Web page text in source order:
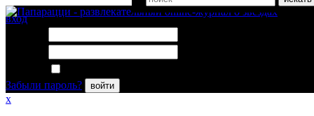
вход
Забыли пароль?
войти
x